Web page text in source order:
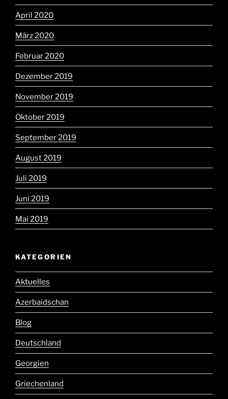
April 2020
März 2020
Februar 2020
Dezember 2019
November 2019
Oktober 2019
September 2019
August 2019
Juli 2019
Juni 2019
Mai 2019
KATEGORIEN
Aktuelles
Azerbaidschan
Blog
Deutschland
Georgien
Griechenland